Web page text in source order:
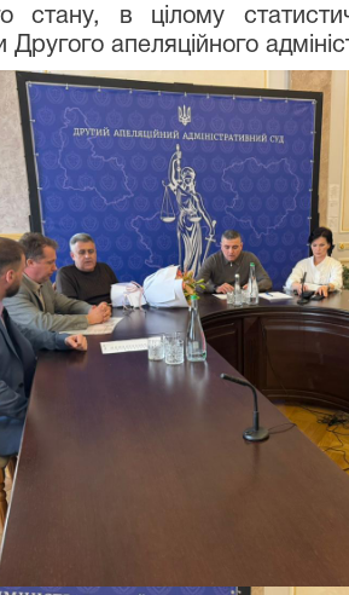
стану, в цілому
Другого апеляційного